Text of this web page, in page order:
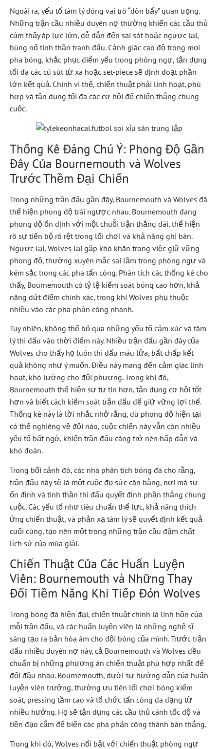
Ngoài ra, yếu tố tâm lý đóng vai trò “đòn bẩy” quan trọng.
Những trận cầu nhiều duyên nợ thường khiến các cầu thủ
cảm thấy áp lực lớn, dễ dẫn đến sai sót hoặc ngược lại,
bùng nổ tinh thần tranh đấu. Cảnh giác cao độ trong mọi
pha bóng, khắc phục điểm yếu trong phòng ngự, tận dụng
tối đa các cú sút từ xa hoặc set-piece sẽ định đoạt phần
lớn kết quả. Chính vì thế, chiến thuật phải linh hoạt, phù
hợp và tận dụng tối đa các cơ hội để chiến thắng chung
cuộc.
Thống Kê Đáng Chú Ý: Phong Độ Gần
Đây Của Bournemouth và Wolves
Trước Thềm Đại Chiến
Trong những trận đấu gần đây, Bournemouth và Wolves đã
thể hiện phong độ trái ngược nhau. Bournemouth đang
phong độ ổn định với một chuỗi trận thắng dài, thể hiện
rõ sự tiến bộ rõ rệt trong lối chơi và khả năng ghi bàn.
Ngược lại, Wolves lại gặp khó khăn trong việc giữ vững
phong độ, thường xuyên mắc sai lầm trong phòng ngự và
kém sắc trong các pha tấn công. Phân tích các thống kê cho
thấy, Bournemouth có tỷ lệ kiểm soát bóng cao hơn, khả
năng dứt điểm chính xác, trong khi Wolves phụ thuộc
nhiều vào các pha phản công nhanh.
Tuy nhiên, không thể bỏ qua những yếu tố cảm xúc và tâm
lý thi đấu vào thời điểm này. Nhiều trận đấu gần đây của
Wolves cho thấy họ luôn thi đấu máu lửa, bất chấp kết
quả không như ý muốn. Điều này mang đến cảm giác linh
hoạt, khó lường cho đối phương. Trong khi đó,
Bournemouth thể hiện sự tự tin hơn, tận dụng cơ hội tốt
hơn và biết cách kiểm soát trận đấu để giữ vững lợi thế.
Thống kê này là lời nhắc nhở rằng, dù phong độ hiện tại
có thể nghiêng về đội nào, cuộc chiến này vẫn còn nhiều
yếu tố bất ngờ, khiến trận đấu càng trở nên hấp dẫn và
khó đoán.
Trong bối cảnh đó, các nhà phân tích bóng đá cho rằng,
trận đấu này sẽ là một cuộc đọ sức cân bằng, nơi mà sự
ổn định và tinh thần thi đấu quyết định phần thắng chung
cuộc. Các yếu tố như tiêu chuẩn thể lực, khả năng thích
ứng chiến thuật, và phản xạ tâm lý sẽ quyết định kết quả
cuối cùng, tạo nên một trong những trận cầu đậm chất
lịch sử của mùa giải.
Chiến Thuật Của Các Huấn Luyện
Viên: Bournemouth và Những Thay
Đổi Tiềm Năng Khi Tiếp Đón Wolves
Trong bóng đá hiện đại, chiến thuật chính là linh hồn của
mỗi trận đấu, và các huấn luyện viên là những nghệ sĩ
sáng tạo ra bản hòa âm cho đội bóng của mình. Trước trận
đấu nhiều duyên nợ này, cả Bournemouth và Wolves đều
chuẩn bị những phương án chiến thuật phù hợp nhất để
đối đầu nhau. Bournemouth, dưới sự hướng dẫn của huấn
luyện viên trưởng, thường ưu tiên lối chơi bóng kiểm
soát, pressing tầm cao và tổ chức tấn công đa dạng từ
nhiều hướng. Họ sẽ tận dụng các cầu thủ cánh tốc độ và
tiền đạo cắm để biến các pha phản công thành bàn thắng.
Trong khi đó, Wolves nổi bật với chiến thuật phòng ngự